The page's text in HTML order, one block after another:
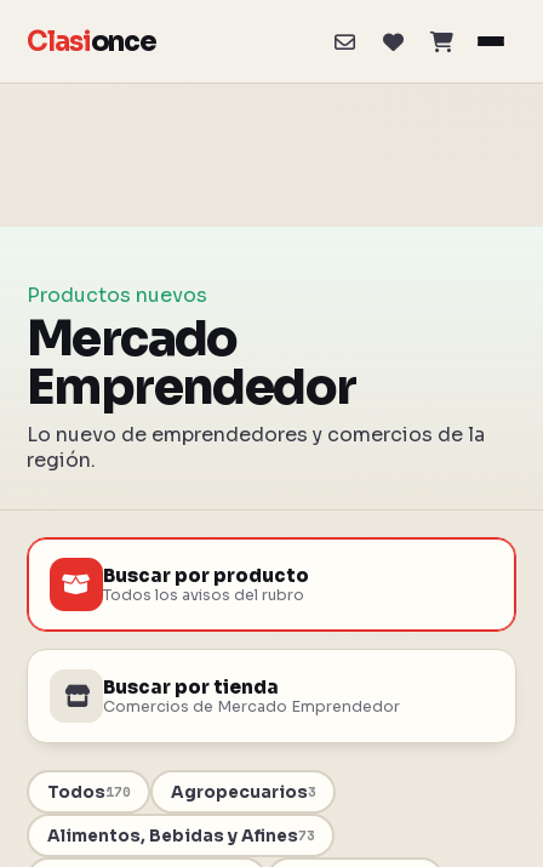
Clasionce
Productos nuevos
Mercado
Emprendedor
Lo nuevo de emprendedores y comercios de la
región.
Buscar por producto
Todos los avisos del rubro
Buscar por tienda
Comercios de Mercado Emprendedor
Todos170 Agropecuarios3
Alimentos, Bebidas y Afines73